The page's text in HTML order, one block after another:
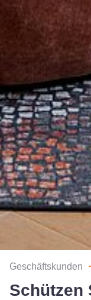
Geschäftskunden
Schützen